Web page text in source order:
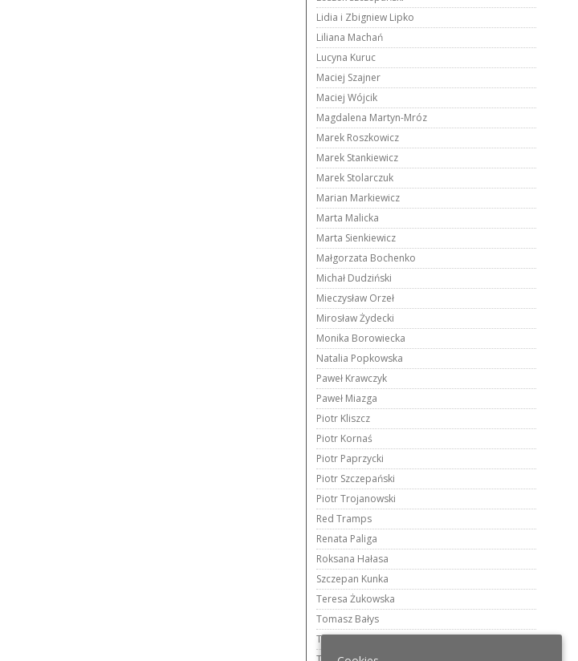
Lidia i Zbigniew Lipko
Liliana Machań
Lucyna Kuruc
Maciej Szajner
Maciej Wójcik
Magdalena Martyn-Mróz
Marek Roszkowicz
Marek Stankiewicz
Marek Stolarczuk
Marian Markiewicz
Marta Malicka
Marta Sienkiewicz
Małgorzata Bochenko
Michał Dudziński
Mieczysław Orzeł
Mirosław Żydecki
Monika Borowiecka
Natalia Popkowska
Paweł Krawczyk
Paweł Miazga
Piotr Kliszcz
Piotr Kornaś
Piotr Paprzycki
Piotr Szczepański
Piotr Trojanowski
Red Tramps
Renata Paliga
Roksana Hałasa
Szczepan Kunka
Teresa Żukowska
Tomasz Bałys
Tomasz Kwiatkowski